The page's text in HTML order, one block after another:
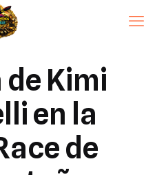
Kimi
en la
de